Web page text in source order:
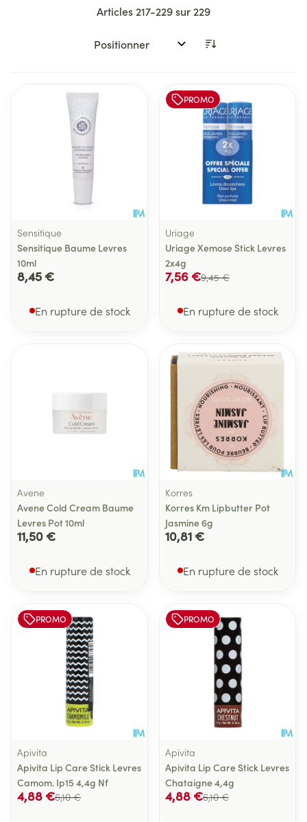
Articles 217-229sur 229
Trier par:
Sensitique
Sensitique Baume Levres
10ml
8,45 €
En rupture de stock
PROMO
Uriage
Uriage Xemose Stick Levres
2x4g
9,45 €
7,56 €
En rupture de stock
Avene
Avene Cold Cream Baume
Levres Pot 10ml
11,50 €
En rupture de stock
Korres
Korres Km Lipbutter Pot
Jasmine 6g
10,81 €
En rupture de stock
PROMO
Apivita
Apivita Lip Care Stick Levres
Camom. Ip15 4,4g Nf
6,10 €
4,88 €
PROMO
Apivita
Apivita Lip Care Stick Levres
Chataigne 4,4g
6,10 €
4,88 €